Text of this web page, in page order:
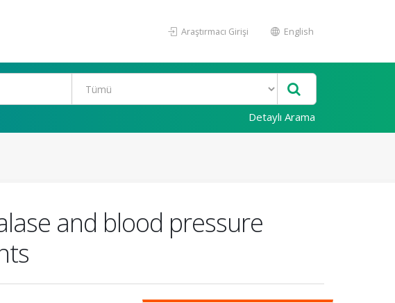
Araştırmacı Girişi English
Detaylı Arama
and blood pressure